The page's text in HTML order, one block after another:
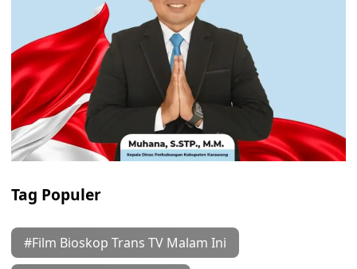
Tag Populer
#Film Bioskop Trans TV Malam Ini